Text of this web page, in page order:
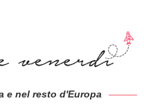
e nel resto d'Europa